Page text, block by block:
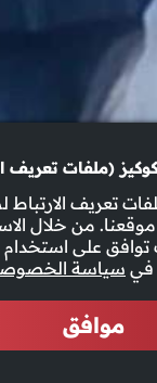
(ملفات تعريف
تعريف
من خلال
توافق على
في سياسة
موافق